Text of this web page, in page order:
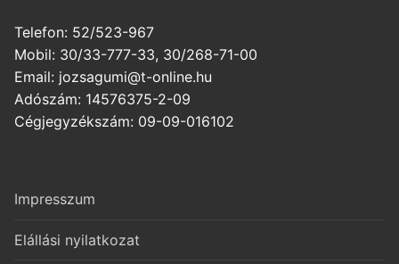
Telefon: 52/523-967
Mobil: 30/33-777-33, 30/268-71-00
Email: jozsagumi@t-online.hu
Adószám: 14576375-2-09
Cégjegyzékszám: 09-09-016102
Impresszum
Elállási nyilatkozat